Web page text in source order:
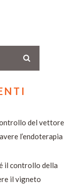
del vettore
l’endoterapia
il controllo della
il vigneto